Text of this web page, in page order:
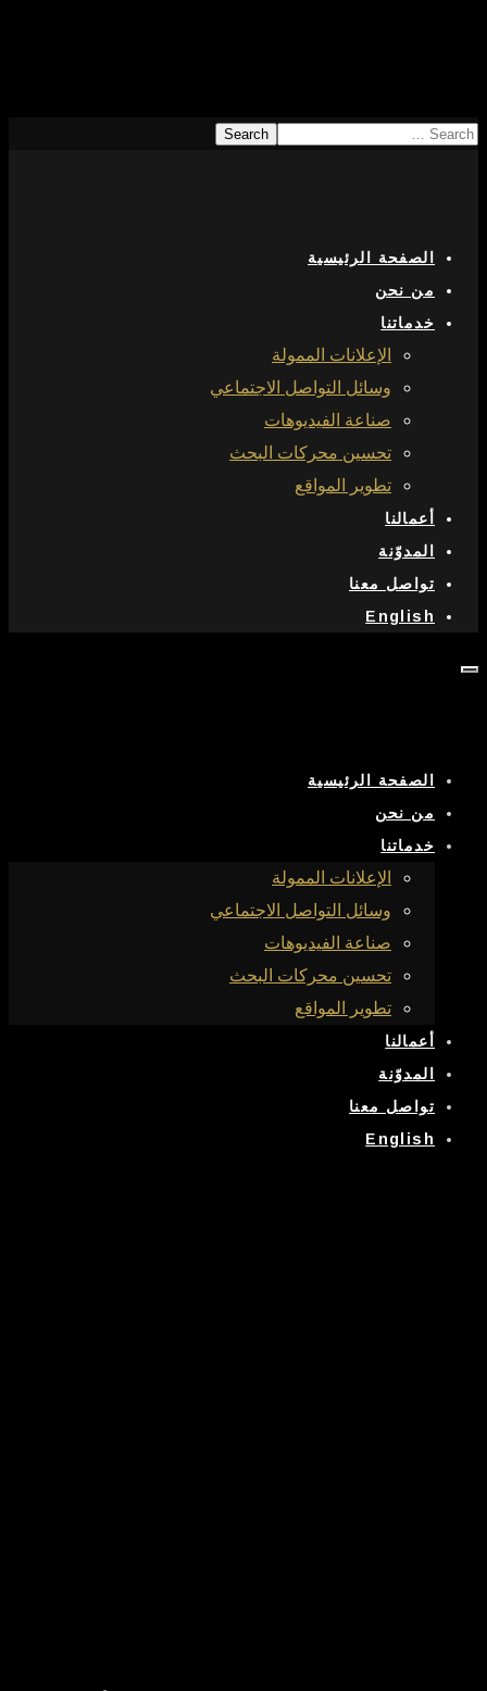
الصفحة الرئيسية
من نحن
خدماتنا
الإعلانات الممولة
وسائل التواصل الاجتماعي
صناعة الفيديوهات
تحسين محركات البحث
تطوير المواقع
أعمالنا
المدوّنة
تواصل معنا
English
الصفحة الرئيسية
من نحن
خدماتنا
الإعلانات الممولة
وسائل التواصل الاجتماعي
صناعة الفيديوهات
تحسين محركات البحث
تطوير المواقع
أعمالنا
المدوّنة
تواصل معنا
English